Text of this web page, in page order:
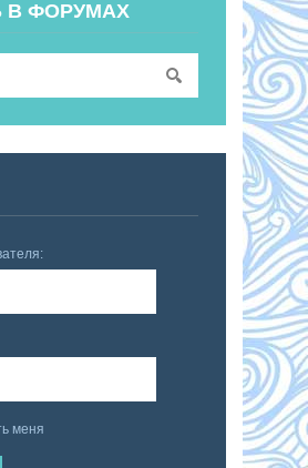
В ФОРУМАХ
меня